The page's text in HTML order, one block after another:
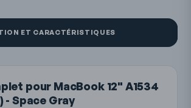
ET CARACTÉRISTIQUES
pour MacBook 12" A1534
- Space Gray